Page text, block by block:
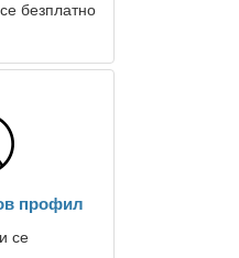
безплатно
профил
се